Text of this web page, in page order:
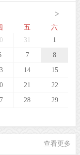
>
五 六
31 1
7 8
14 15
21 22
28 29
查看更多